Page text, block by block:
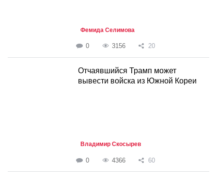
Фемида Селимова
0 3156 20
Отчаявшийся Трамп может
вывести войска из Южной Кореи
Владимир Скосырев
0 4366 60